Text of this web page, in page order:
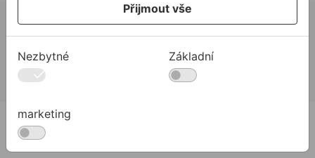
02 623 10 920
allmedia@allmedia.sk
allmediasro (po-ne 7-22 h)
PRODUKTY
Přijmout vše
Nezbytné Základní
marketing